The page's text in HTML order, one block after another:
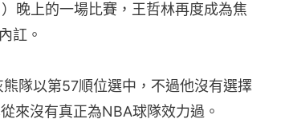
晚上的一場比賽，王哲林再度成為焦
訌。
隊以第57順位選中，不過他沒有選擇
來沒有真正為NBA球隊效力過。